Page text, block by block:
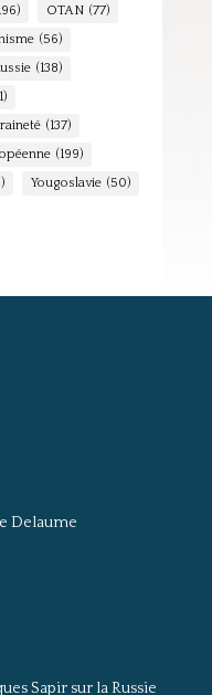
OTAN (77)
(56)
(138)
(137)
(199)
Yougoslavie (50)
Delaume
Sapir sur la Russie